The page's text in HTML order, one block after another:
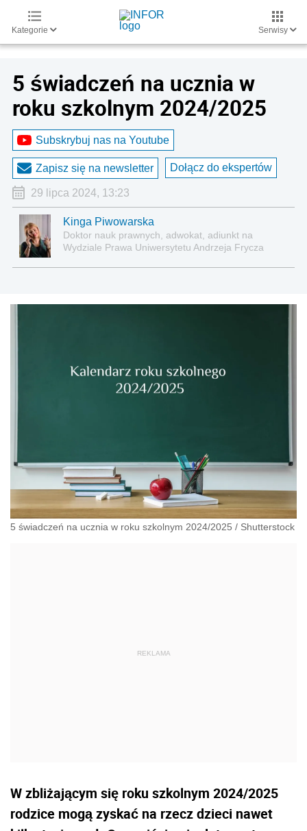
Kategorie Serwisy
5 świadczeń na ucznia w
roku szkolnym 2024/2025
Subskrybuj nas na Youtube
Zapisz się na newsletter Dołącz do ekspertów
29 lipca 2024, 13:23
Kinga Piwowarska
Doktor nauk prawnych, adwokat, adiunkt na
Wydziale Prawa Uniwersytetu Andrzeja Frycza
5 świadczeń na ucznia w roku szkolnym 2024/2025 / Shutterstock
W zbliżającym się roku szkolnym 2024/2025
rodzice mogą zyskać na rzecz dzieci nawet